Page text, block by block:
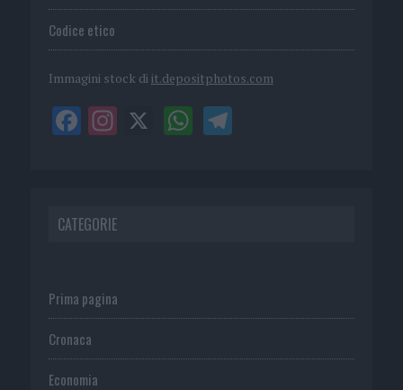
Codice etico
Immagini stock di it.depositphotos.com
CATEGORIE
Prima pagina
Cronaca
Economia